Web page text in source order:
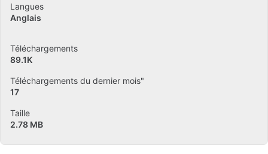
Langues
Anglais
Téléchargements
89.1K
Téléchargements du dernier mois"
17
Taille
2.78 MB